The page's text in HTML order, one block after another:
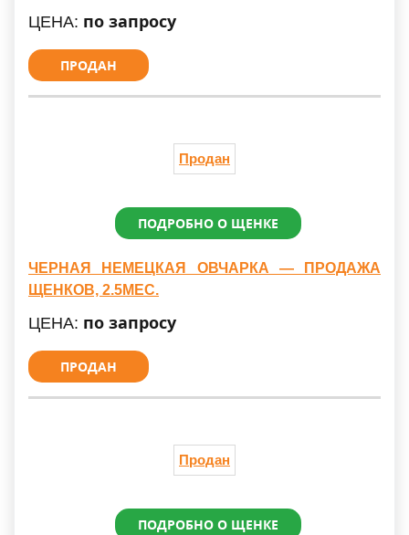
ЦЕНА: по запросу
ПРОДАН
Продан
ПОДРОБНО О ЩЕНКЕ
ЧЕРНАЯ НЕМЕЦКАЯ ОВЧАРКА — ПРОДАЖА
ЩЕНКОВ, 2.5МЕС.
ЦЕНА: по запросу
ПРОДАН
Продан
ПОДРОБНО О ЩЕНКЕ